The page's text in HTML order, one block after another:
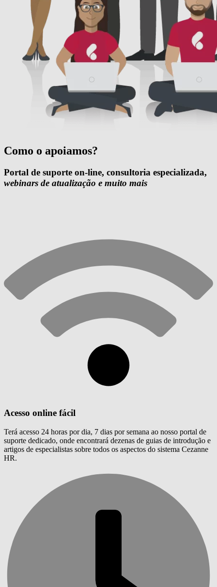
Como o apoiamos?
Portal de suporte on-line, consultoria especializada,
webinars de atualização e muito mais
Acesso online fácil
Terá acesso 24 horas por dia, 7 dias por semana ao nosso portal de
suporte dedicado, onde encontrará dezenas de guias de introdução e
artigos de especialistas sobre todos os aspectos do sistema Cezanne
HR.